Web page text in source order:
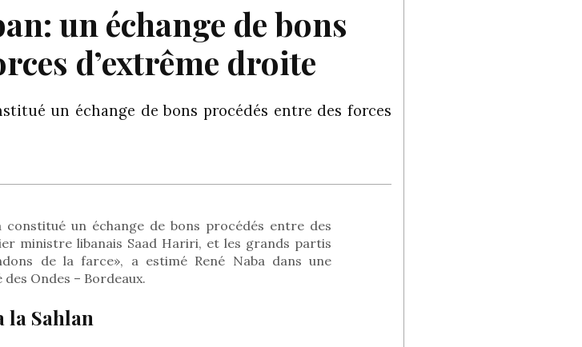
un échange de bons
d’extrême droite
un échange de bons procédés entre des forces
un échange de bons procédés entre des
ministre libanais Saad Hariri, et les grands partis
de la farce», a estimé René Naba dans une
Ondes – Bordeaux.
la Sahlan